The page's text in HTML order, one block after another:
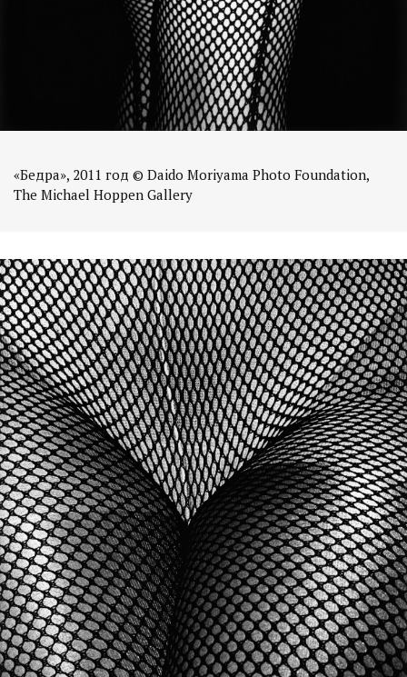
«Бедра», 2011 год © Daido Moriyama Photo Foundation,
The Michael Hoppen Gallery